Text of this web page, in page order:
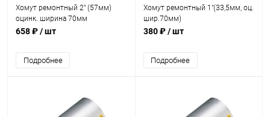
Хомут ремонтный 2" (57мм)
оцинк. ширина 70мм
658 ₽/ шт
Подробнее
Хомут ремонтный 1"(33,5мм, оц.
шир.70мм)
380 ₽/ шт
Подробнее